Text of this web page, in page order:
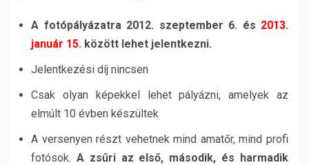
A fotópályázatra 2012. szeptember 6. és 2013.
január 15. között lehet jelentkezni.
Jelentkezési díj nincsen
Csak olyan képekkel lehet pályázni, amelyek az
elmúlt 10 évben készültek
A versenyen részt vehetnek mind amatőr, mind profi
fotósok. A zsűri az első, második, és harmadik